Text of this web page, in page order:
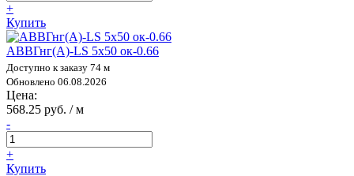
+
Купить
АВВГнг(А)-LS 5х50 ок-0.66
Доступно к заказу 74 м
Обновлено 06.08.2026
Цена:
568.25 руб. / м
-
+
Купить